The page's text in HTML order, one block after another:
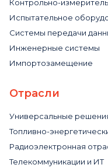
Контрольно-
Испытательное
Системы передачи
Инженерные системы
Импортозамещение
Отрасли
Универсальные
Топливно-
Радиоэлектронная
Телекоммуникации и ИТ